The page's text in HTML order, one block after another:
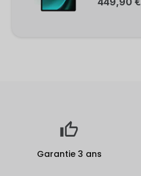
Garantie 3 ans